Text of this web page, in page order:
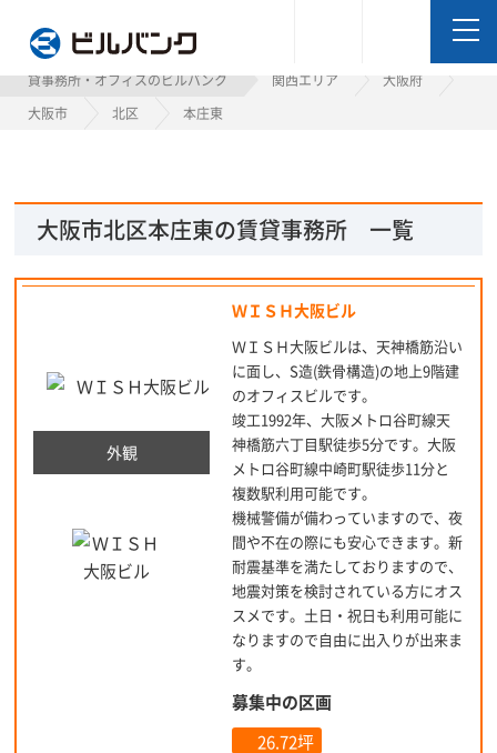
貸事務所・オフィスのビルバンク 関西エリア
大阪府
大阪市
北区 本庄東
大阪市北区本庄東の賃貸事務所 一覧
外観
ＷＩＳＨ大阪ビル
ＷＩＳＨ大阪ビルは、天神橋筋沿い
に面し、S造(鉄骨構造)の地上9階建
のオフィスビルです。
竣工1992年、大阪メトロ谷町線天
神橋筋六丁目駅徒歩5分です。大阪
メトロ谷町線中崎町駅徒歩11分と
複数駅利用可能です。
機械警備が備わっていますので、夜
間や不在の際にも安心できます。新
耐震基準を満たしておりますので、
地震対策を検討されている方にオス
スメです。土日・祝日も利用可能に
なりますので自由に出入りが出来ま
す。
募集中の区画
26.72坪